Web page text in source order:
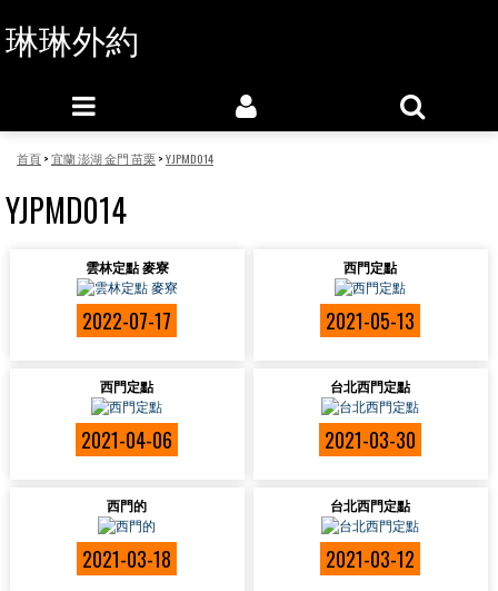
琳琳外約
首頁>宜蘭 澎湖 金門 苗栗>YJPMD014
YJPMD014
雲林定點 麥寮
2022-07-17
西門定點
2021-05-13
西門定點
2021-04-06
台北西門定點
2021-03-30
西門的
2021-03-18
台北西門定點
2021-03-12